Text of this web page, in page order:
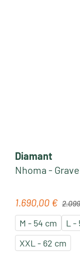
Diamant
Nhoma -
Verkaufspreis:
1.690,00 €
M - 54 cm L -
XXL - 62 cm